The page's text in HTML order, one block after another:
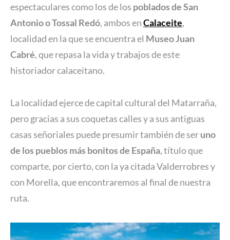
espectaculares como los de los poblados de San
Antonio o Tossal Redó, ambos enCalaceite,
localidad en la que se encuentra el Museo Juan
Cabré, que repasa la vida y trabajos de este
historiador calaceitano.
La localidad ejerce de capital cultural del Matarraña,
pero gracias a sus coquetas calles y a sus antiguas
casas señoriales puede presumir también de seruno
de los pueblos más bonitos de España, título que
comparte, por cierto, con la ya citada Valderrobres y
con Morella, que encontraremos al final de nuestra
ruta.